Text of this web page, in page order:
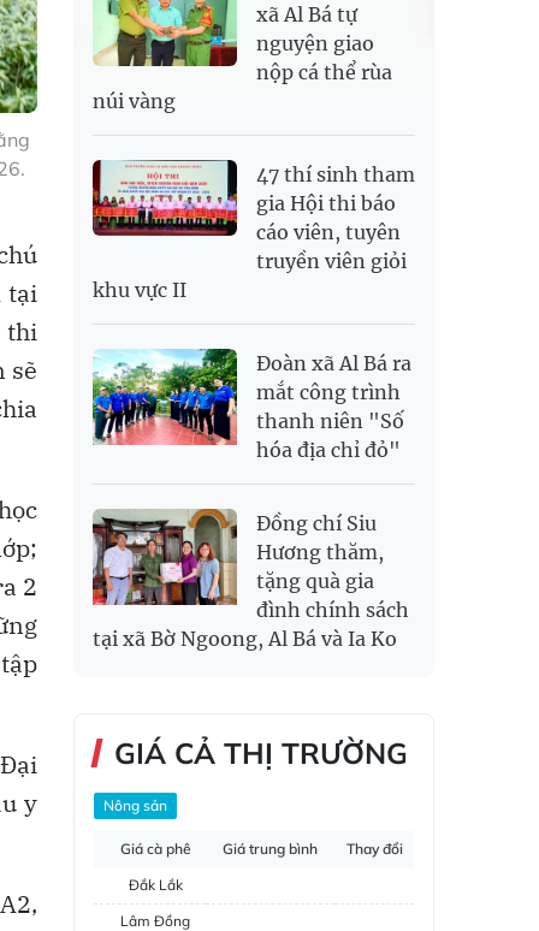
tại
thi
sẽ
2
y
xã Al Bá tự
nguyện giao
nộp cá thể rùa
núi vàng
47 thí sinh tham
gia Hội thi báo
cáo viên, tuyên
truyền viên giỏi
khu vực II
Đoàn xã Al Bá ra
mắt công trình
thanh niên "Số
hóa địa chỉ đỏ"
Đồng chí Siu
Hương thăm,
tặng quà gia
đình chính sách
tại xã Bờ Ngoong, Al Bá và Ia Ko
GIÁ CẢ THỊ TRƯỜNG
Nông sản
Giá cà phê Giá trung bình
Thay đổi
Đắk Lắk
Lâm Đồng